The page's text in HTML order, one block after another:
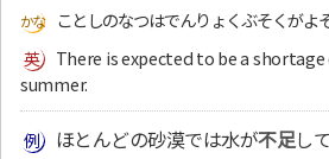
ことしのなつはでんりょくぶそくがよ
There is expected to be a
summer.
ほとんどの砂漠では水が不足し